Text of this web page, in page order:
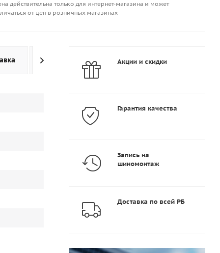
действительна только для интернет-магазина и может
от цен в розничных магазинах
Дополнительно Акции и скидки
Гарантия качества
Запись на
шиномонтаж
Доставка по всей РБ